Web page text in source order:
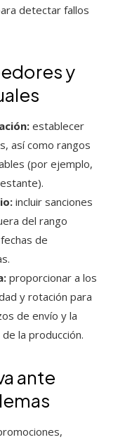
detectar fallos
y
establecer
así como rangos
(por ejemplo,
incluir sanciones
del rango
de
proporcionar a los
y rotación para
de envío y la
la producción.
ante